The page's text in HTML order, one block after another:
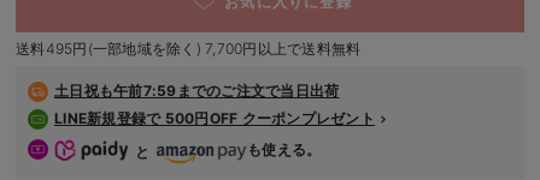
送料495円(一部地域を除く) 7,700円以上で送料無料
土日祝も午前7:59までのご注文で当日出荷
LINE新規登録で 500円OFF クーポンプレゼント
と
も使える。